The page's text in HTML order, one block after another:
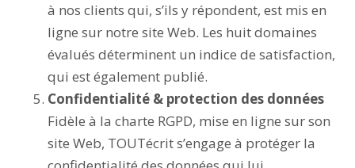
à nos clients qui, s’ils y répondent, est mis en
ligne sur notre site Web. Les huit domaines
évalués déterminent un indice de satisfaction,
qui est également publié.
Confidentialité & protection des données
Fidèle à la charte RGPD, mise en ligne sur son
site Web, TOUTécrit s’engage à protéger la